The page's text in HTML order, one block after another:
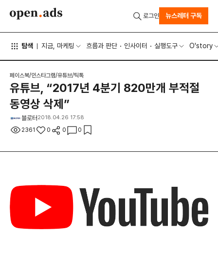
탐색 지금, 마케팅 흐름과 판단 인사이터 실행도구 O'story
로그인 뉴스레터 구독
페이스북/인스타그램/유튜브/틱톡
유튜브, “2017년 4분기 820만개 부적절
동영상 삭제”
블로터 2018.04.26 17:58
2361 0 0 0